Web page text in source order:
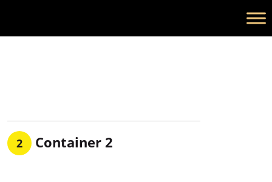
2 Container 2